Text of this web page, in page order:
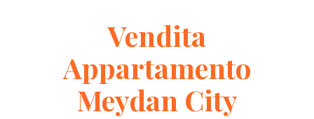
Vendita
Appartamento
Meydan City